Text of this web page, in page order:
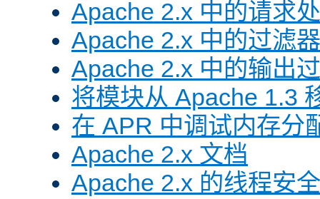
Apache 2.x 中的请求
Apache 2.x 中的过滤器
Apache 2.x 中的输出
将模块从 Apache 1.3
在 APR 中调试内存分
Apache 2.x 文档
Apache 2.x 的线程安